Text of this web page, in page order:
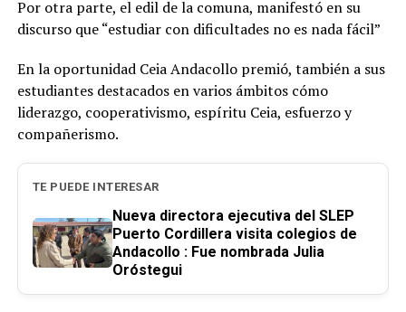
Por otra parte, el edil de la comuna, manifestó en su
discurso que “estudiar con dificultades no es nada fácil”
En la oportunidad Ceia Andacollo premió, también a sus
estudiantes destacados en varios ámbitos cómo
liderazgo, cooperativismo, espíritu Ceia, esfuerzo y
compañerismo.
TE PUEDE INTERESAR
Nueva directora ejecutiva del SLEP
Puerto Cordillera visita colegios de
Andacollo : Fue nombrada Julia
Oróstegui